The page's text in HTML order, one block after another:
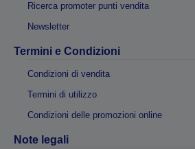
Ricerca promoter punti vendita
Newsletter
Termini e Condizioni
Condizioni di vendita
Termini di utilizzo
Condizioni delle promozioni online
Note legali